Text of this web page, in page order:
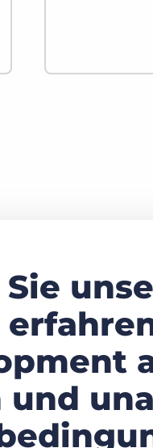
Sie
und